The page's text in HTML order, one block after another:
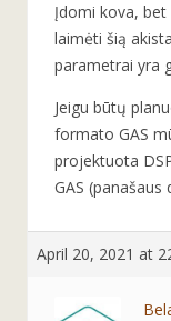
Įdomi kova, bet
laimėti šią
parametrai yra
Jeigu būtų
formato GAS
projektuota
GAS (panašaus
April 20, 2021 at